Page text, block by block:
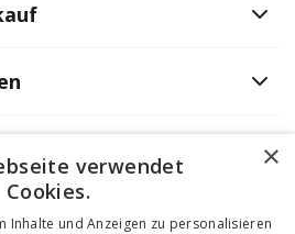
×
verwendet
Cookies.
Inhalte und Anzeigen zu personalisieren